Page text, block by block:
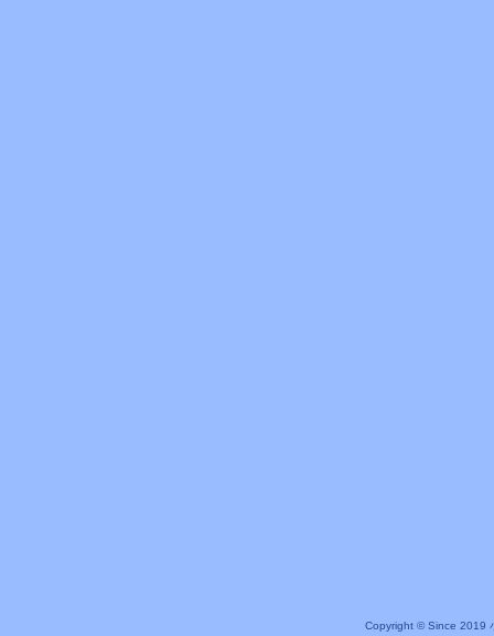
Copyright © Since 2019